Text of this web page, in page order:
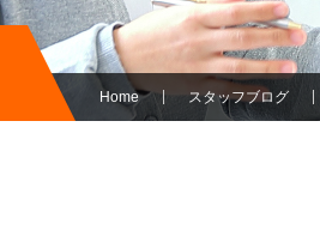
Home スタッフブログ